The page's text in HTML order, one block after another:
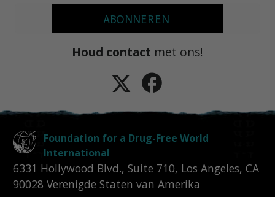
ABONNEREN
Houd contact met ons!
Foundation for a Drug-Free World
International
6331 Hollywood Blvd., Suite 710, Los Angeles, CA
90028 Verenigde Staten van Amerika